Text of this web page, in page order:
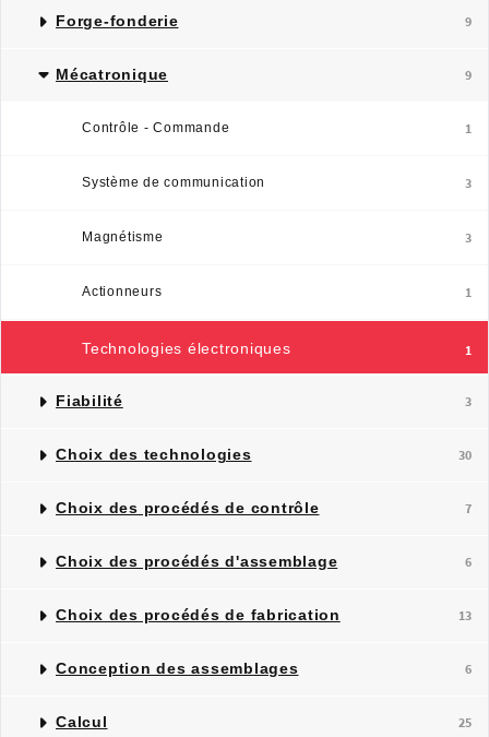
Forge-fonderie 9
Mécatronique 9
Contrôle - Commande 1
Système de communication 3
Magnétisme 3
Actionneurs 1
Technologies électroniques 1
Fiabilité 3
Choix des technologies 30
Choix des procédés de contrôle 7
Choix des procédés d'assemblage 6
Choix des procédés de fabrication 13
Conception des assemblages 6
Calcul 25